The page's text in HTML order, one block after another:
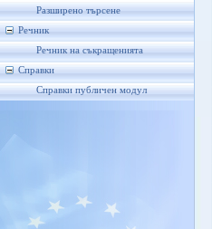
Разширено търсене
Речник
Речник на съкращенията
Справки
Справки публичен модул